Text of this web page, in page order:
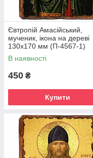
Євтропій Амасійський,
мученик, ікона на дереві
130х170 мм (П-4567-1)
В наявності
450 ₴
Купити